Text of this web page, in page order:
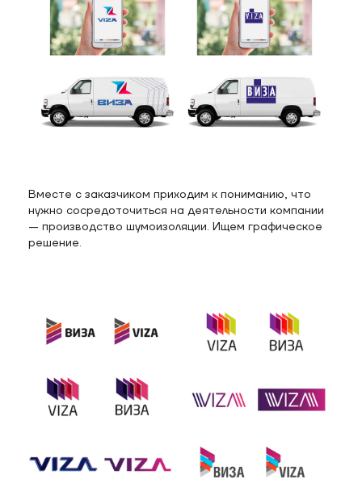
Вместе с заказчиком приходим к пониманию, что
нужно сосредоточиться на деятельности компании
— производство шумоизоляции. Ищем графическое
решение.